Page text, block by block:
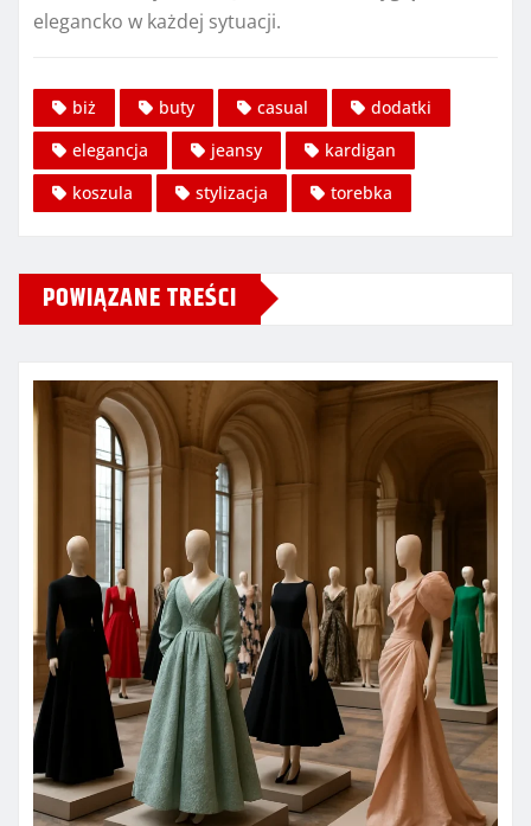
elegancko w każdej sytuacji.
biż buty casual
dodatki
elegancja
jeansy
kardigan
koszula
stylizacja torebka
POWIĄZANE TREŚCI